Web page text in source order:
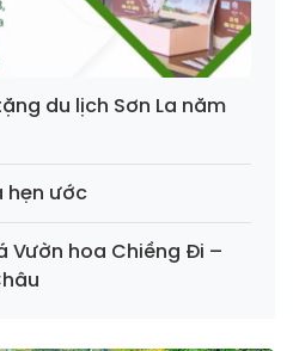
du lịch Sơn La năm
hẹn ước
Vườn hoa Chiềng Đi –